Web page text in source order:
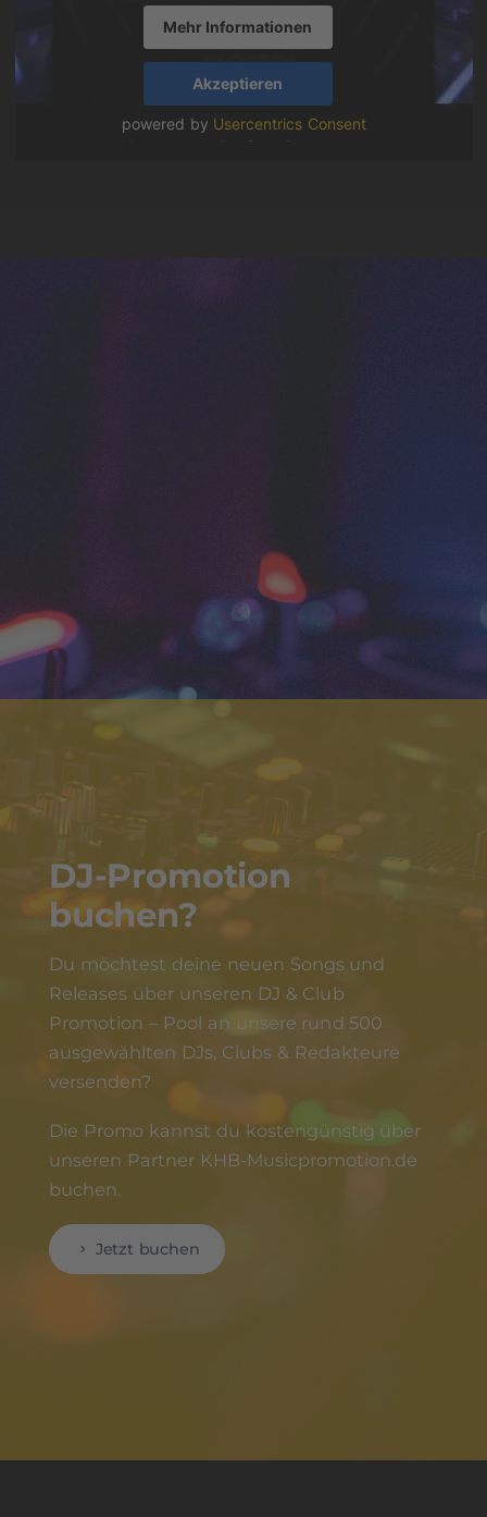
Mehr Informationen
Akzeptieren
powered by Usercentrics Consent
Management Platform
DJ-Promotion
buchen?
Du möchtest deine neuen Songs und
Releases über unseren DJ & Club
Promotion – Pool an unsere rund 500
ausgewählten DJs, Clubs & Redakteure
versenden?
Die Promo kannst du kostengünstig über
unseren Partner KHB-Musicpromotion.de
buchen.
Jetzt buchen